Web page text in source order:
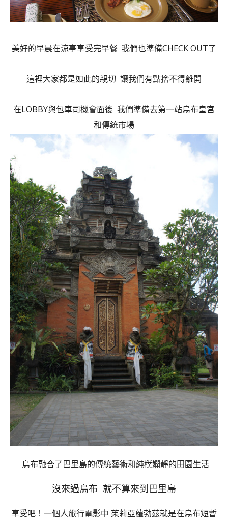
美好的早晨在涼亭享受完早餐 我們也準備CHECK OUT了
這裡大家都是如此的親切 讓我們有點捨不得離開
在LOBBY與包車司機會面後 我們準備去第一站烏布皇宮
和傳統市場
烏布融合了巴里島的傳統藝術和純樸嫻靜的田園生活
沒來過烏布 就不算來到巴里島
享受吧！一個人旅行電影中 茱莉亞蘿勃茲就是在烏布短暫